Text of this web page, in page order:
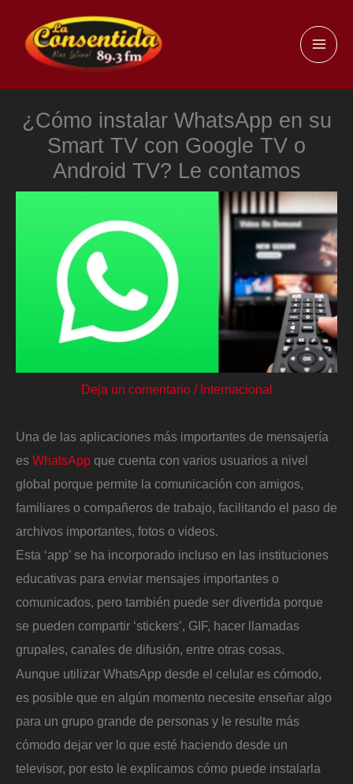
contenido
¿Cómo instalar WhatsApp en su
Smart TV con Google TV o
Android TV? Le contamos
Deja un comentario / Internacional
Una de las aplicaciones más importantes de mensajería
es WhatsApp que cuenta con varios usuarios a nivel
global porque permite la comunicación con amigos,
familiares o compañeros de trabajo, facilitando el paso de
archivos importantes, fotos o videos.
Esta ‘app’ se ha incorporado incluso en las instituciones
educativas para enviar mensajes importantes o
comunicados, pero también puede ser divertida porque
se pueden compartir ‘stickers’, GIF, hacer llamadas
grupales, canales de difusión, entre otras cosas.
Aunque utilizar WhatsApp desde el celular es cómodo,
es posible que en algún momento necesite enseñar algo
para un grupo grande de personas y le resulte más
cómodo dejar ver lo que esté haciendo desde un
televisor, por esto le explicamos cómo puede instalarla